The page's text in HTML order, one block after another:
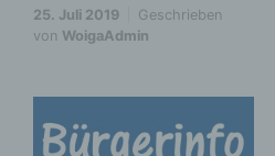
25. Juli 2019
Geschrieben
von WoigaAdmin